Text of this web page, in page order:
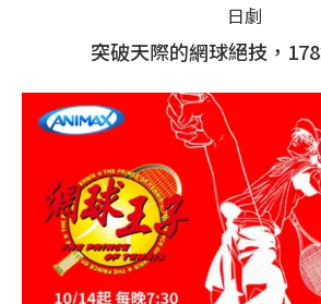
日劇
突破天際的網球絕技，